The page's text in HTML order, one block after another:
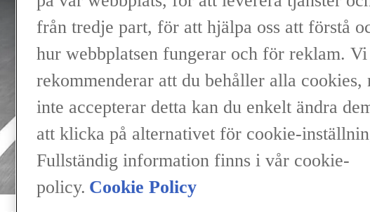
från tredje part, för att hjälpa oss att förstå
hur webbplatsen fungerar och för reklam. Vi
rekommenderar att du behåller alla cookies,
inte accepterar detta kan du enkelt ändra
att klicka på alternativet för cookie-
Fullständig information finns i vår cookie-
policy. Cookie Policy